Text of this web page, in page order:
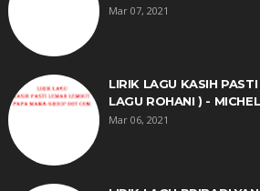
Mar 07, 2021
LIRIK LAGU KASIH
LAGU ROHANI ) -
Mar 06, 2021